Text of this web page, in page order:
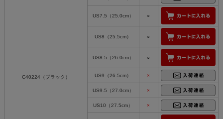
C40224（ブラック）
US7.5（25.0cm） ○
US8（25.5cm） ○
US8.5（26.0cm） ○
US9（26.5cm） ×
US9.5（27.0cm） ×
US10（27.5cm） ×